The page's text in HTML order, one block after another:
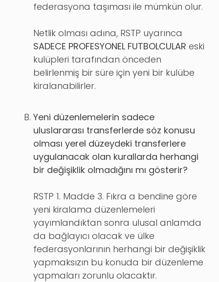
federasyona taşıması ile mümkün olur.
Netlik olması adına, RSTP uyarınca
SADECE PROFESYONEL FUTBOLCULAR eski
kulüpleri tarafından önceden
belirlenmiş bir süre için yeni bir kulübe
kiralanabilirler.
Yeni düzenlemelerin sadece
uluslararası transferlerde söz konusu
olması yerel düzeydeki transferlere
uygulanacak olan kurallarda herhangi
bir değişiklik olmadığını mı gösterir?
RSTP 1. Madde 3. Fıkra a bendine göre
yeni kiralama düzenlemeleri
yayımlandıktan sonra ulusal anlamda
da bağlayıcı olacak ve ülke
federasyonlarının herhangi bir değişiklik
yapmaksızın bu konuda bir düzenleme
yapmaları zorunlu olacaktır.